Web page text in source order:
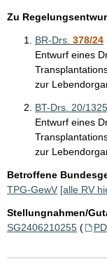
Zu
BR-Drs. 378/24
Entwurf eines
zur
BT-Drs. 20/
Entwurf eines
zur
Betroffene
TPG-GewV [alle RV
Stellungnahmen/
SG2406210255 (